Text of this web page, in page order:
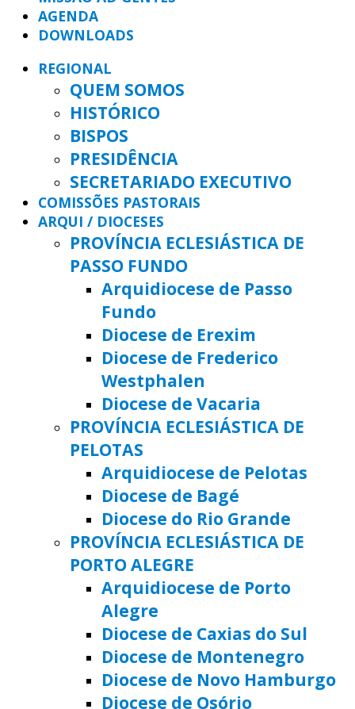
AGENDA
DOWNLOADS
REGIONAL
QUEM SOMOS
HISTÓRICO
BISPOS
PRESIDÊNCIA
SECRETARIADO EXECUTIVO
COMISSÕES PASTORAIS
ARQUI / DIOCESES
PROVÍNCIA ECLESIÁSTICA DE
PASSO FUNDO
Arquidiocese de Passo
Fundo
Diocese de Erexim
Diocese de Frederico
Westphalen
Diocese de Vacaria
PROVÍNCIA ECLESIÁSTICA DE
PELOTAS
Arquidiocese de Pelotas
Diocese de Bagé
Diocese do Rio Grande
PROVÍNCIA ECLESIÁSTICA DE
PORTO ALEGRE
Arquidiocese de Porto
Alegre
Diocese de Caxias do Sul
Diocese de Montenegro
Diocese de Novo Hamburgo
Diocese de Osório